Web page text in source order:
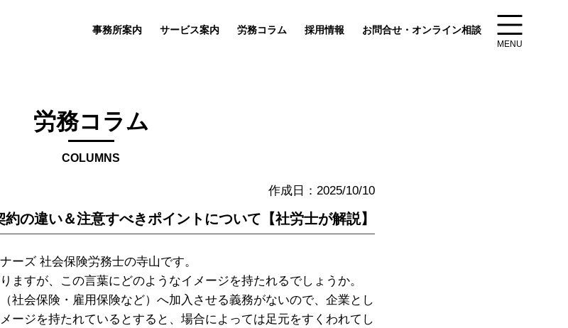
事務所案内 サービス案内 労務コラム 採用情報 お問合せ・オンライン相談
MENU
労務コラム
COLUMNS
作成日：2025/10/10
の違い＆注意すべきポイントについて【社労士が解説】
ズ 社会保険労務士の寺山です。
すが、この言葉にどのようなイメージを持たれるでしょうか。
社会保険・雇用保険など）へ加入させる義務がないので、企業とし
ージを持たれているとすると、場合によっては足元をすくわれてし